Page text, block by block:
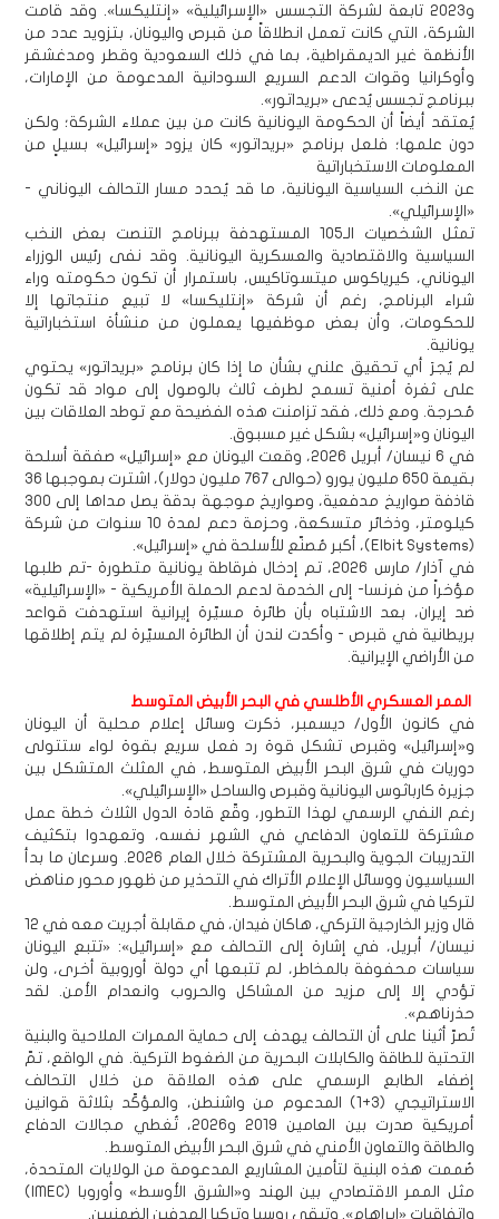
و2023 تابعة لشركة التجسس «الإسرائيلية» «إنتليكسا». وقد قامت
الشركة، التي كانت تعمل انطلاقاً من قبرص واليونان، بتزويد عدد من
الأنظمة غير الديمقراطية، بما في ذلك السعودية وقطر ومدغشقر
وأوكرانيا وقوات الدعم السريع السودانية المدعومة من الإمارات،
ببرنامج تجسس يُدعى «بريداتور».
يُعتقد أيضاً أن الحكومة اليونانية كانت من بين عملاء الشركة؛ ولكن
دون علمها؛ فلعل برنامج «بريداتور» كان يزود «إسرائيل» بسيلٍ من
المعلومات الاستخباراتية
عن النخب السياسية اليونانية، ما قد يُحدد مسار التحالف اليوناني -
«الإسرائيلي».
تمثل الشخصيات الـ105 المستهدفة ببرنامج التنصت بعض النخب
السياسية والاقتصادية والعسكرية اليونانية. وقد نفى رئيس الوزراء
اليوناني، كيرياكوس ميتسوتاكيس، باستمرار أن تكون حكومته وراء
شراء البرنامج، رغم أن شركة «إنتليكسا» لا تبيع منتجاتها إلا
للحكومات، وأن بعض موظفيها يعملون من منشأة استخباراتية
يونانية.
لم يُجرَ أي تحقيق علني بشأن ما إذا كان برنامج «بريداتور» يحتوي
على ثغرة أمنية تسمح لطرف ثالث بالوصول إلى مواد قد تكون
مُحرجة. ومع ذلك، فقد تزامنت هذه الفضيحة مع توطد العلاقات بين
اليونان و«إسرائيل» بشكل غير مسبوق.
في 6 نيسان/ أبريل 2026، وقعت اليونان مع «إسرائيل» صفقة أسلحة
بقيمة 650 مليون يورو (حوالى 767 مليون دولار)، اشترت بموجبها 36
قاذفة صواريخ مدفعية، وصواريخ موجهة بدقة يصل مداها إلى 300
كيلومتر، وذخائر متسكعة، وحزمة دعم لمدة 10 سنوات من شركة
(Elbit Systems)، أكبر مُصنّع للأسلحة في «إسرائيل».
في آذار/ مارس 2026، تم إدخال فرقاطة يونانية متطورة -تم طلبها
مؤخراً من فرنسا- إلى الخدمة لدعم الحملة الأمريكية - «الإسرائيلية»
ضد إيران، بعد الاشتباه بأن طائرة مسيّرة إيرانية استهدفت قواعد
بريطانية في قبرص - وأكدت لندن أن الطائرة المسيّرة لم يتم إطلاقها
من الأراضي الإيرانية.
الممر العسكري الأطلسي في البحر الأبيض المتوسط
في كانون الأول/ ديسمبر، ذكرت وسائل إعلام محلية أن اليونان
و«إسرائيل» وقبرص تشكل قوة رد فعل سريع بقوة لواء ستتولى
دوريات في شرق البحر الأبيض المتوسط، في المثلث المتشكل بين
جزيرة كارباثوس اليونانية وقبرص والساحل «الإسرائيلي».
رغم النفي الرسمي لهذا التطور، وقّع قادة الدول الثلاث خطة عمل
مشتركة للتعاون الدفاعي في الشهر نفسه، وتعهدوا بتكثيف
التدريبات الجوية والبحرية المشتركة خلال العام 2026. وسرعان ما بدأ
السياسيون ووسائل الإعلام الأتراك في التحذير من ظهور محور مناهض
لتركيا في شرق البحر الأبيض المتوسط.
قال وزير الخارجية التركي، هاكان فيدان، في مقابلة أجريت معه في 12
نيسان/ أبريل، في إشارة إلى التحالف مع «إسرائيل»: «تتبع اليونان
سياسات محفوفة بالمخاطر، لم تتبعها أي دولة أوروبية أخرى، ولن
تؤدي إلا إلى مزيد من المشاكل والحروب وانعدام الأمن. لقد
حذرناهم».
تُصرّ أثينا على أن التحالف يهدف إلى حماية الممرات الملاحية والبنية
التحتية للطاقة والكابلات البحرية من الضغوط التركية. في الواقع، تمّ
إضفاء الطابع الرسمي على هذه العلاقة من خلال التحالف
الاستراتيجي (3+1) المدعوم من واشنطن، والمؤكّد بثلاثة قوانين
أمريكية صدرت بين العامين 2019 و2026، تُغطي مجالات الدفاع
والطاقة والتعاون الأمني في شرق البحر الأبيض المتوسط.
صُممت هذه البنية لتأمين المشاريع المدعومة من الولايات المتحدة،
مثل الممر الاقتصادي بين الهند و«الشرق الأوسط» وأوروبا (IMEC)
واتفاقيات «ابراهام». وتبقى روسيا وتركيا الهدفين الضمنيين.